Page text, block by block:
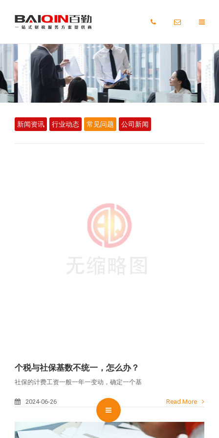
首页
服务
客户
新闻资讯 行业动态 常见问题 公司新闻
个税与社保基数不统一，怎么办？
社保的计费工资一般一年一变动，确定一个基
2024-06-26 Read More